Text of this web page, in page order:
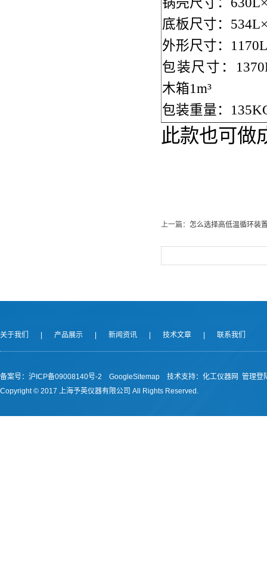
底板尺寸：
外形尺寸：
包装尺寸：
木箱1m³
包装重量：
此款也可做
上一篇： 怎么选择高低温循环装
关于我们 产品展示 新闻资讯 技术文章 联系我们
备案号：沪ICP备09008140号-2 GoogleSitemap 技术支持： 化工仪器网 管理登
Copyright © 2017 上海予英仪器有限公司 All Rights Reserved.